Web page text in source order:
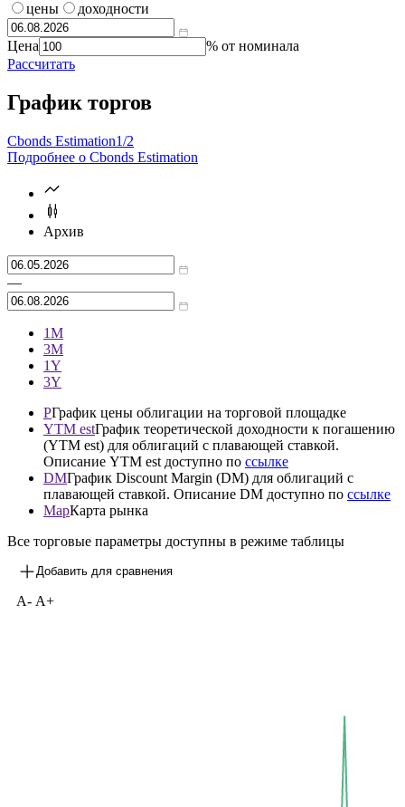
цены
доходности
Цена
% от номинала
Рассчитать
График торгов
Cbonds Estimation1/2
Подробнее о Cbonds Estimation
Архив
—
1М
3М
1Y
3Y
PГрафик цены облигации на торговой площадке
YTM estГрафик теоретической доходности к погашению
(YTM est) для облигаций с плавающей ставкой.
Описание YTM est доступно по ссылке
DMГрафик Discount Margin (DM) для облигаций с
плавающей ставкой. Описание DM доступно по ссылке
MapКарта рынка
Все торговые параметры доступны в режиме таблицы
Добавить для сравнения